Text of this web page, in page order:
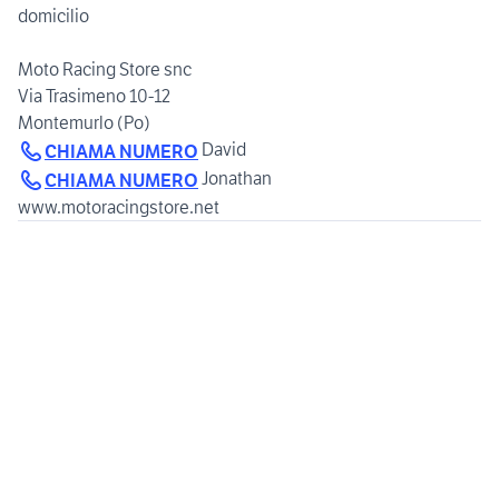
domicilio
Moto Racing Store snc
Via Trasimeno 10-12
CHIAMA NUMERO
CHIAMA NUMERO Jonathan